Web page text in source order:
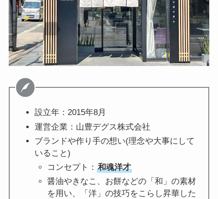
設立年：2015年8月
運営企業：山豊デグス株式会社
ブランドや作り手の想い(理念や大事にして
いること)
コンセプト： 和魂洋才
醤油やきなこ、お餅などの「和」の素材
を用い、「洋」の技巧をこらし昇華した